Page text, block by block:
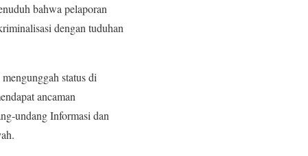
bahwa pelaporan
dengan tuduhan
status di
ancaman
undang Informasi dan